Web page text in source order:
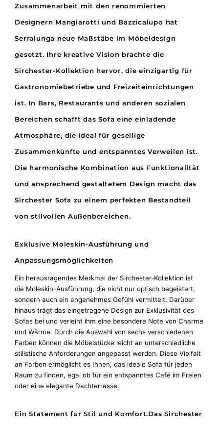
Zusammenarbeit mit den renommierten
Designern Mangiarotti und Bazzicalupo hat
Serralunga neue Maßstäbe im Möbeldesign
gesetzt. Ihre kreative Vision brachte die
Sirchester-Kollektion hervor, die einzigartig für
Gastronomiebetriebe und Freizeiteinrichtungen
ist. In Bars, Restaurants und anderen sozialen
Bereichen schafft das Sofa eine einladende
Atmosphäre, die ideal für gesellige
Zusammenkünfte und entspanntes Verweilen ist.
Die harmonische Kombination aus Funktionalität
und ansprechend gestaltetem Design macht das
Sirchester Sofa zu einem perfekten Bestandteil
von stilvollen Außenbereichen.
Exklusive Moleskin-Ausführung und
Anpassungsmöglichkeiten
Ein herausragendes Merkmal der Sirchester-Kollektion ist
die Moleskin-Ausführung, die nicht nur optisch begeistert,
sondern auch ein angenehmes Gefühl vermittelt. Darüber
hinaus trägt das eingetragene Design zur Exklusivität des
Sofas bei und verleiht ihm eine besondere Note von Charme
und Wärme. Durch die Auswahl von sechs verschiedenen
Farben können die Möbelstücke leicht an unterschiedliche
stilistische Anforderungen angepasst werden. Diese Vielfalt
an Farben ermöglicht es Ihnen, das ideale Sofa für jeden
Raum zu finden, egal ob für ein entspanntes Café im Freien
oder eine elegante Dachterrasse.
Ein Statement für Stil und Komfort.Das Sirchester